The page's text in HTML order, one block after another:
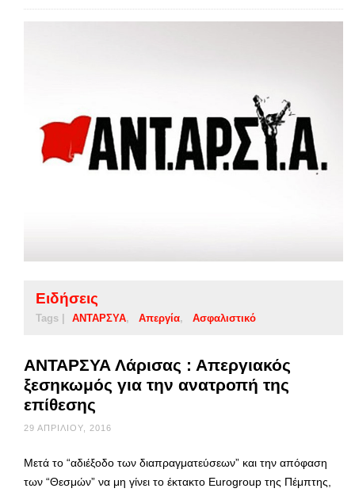
Ειδήσεις
Tags | ΑΝΤΑΡΣΥΑ Απεργία Ασφαλιστικό
ΑΝΤΑΡΣΥΑ Λάρισας : Απεργιακός
ξεσηκωμός για την ανατροπή της
επίθεσης
29 ΑΠΡΙΛΊΟΥ, 2016
Μετά το “αδιέξοδο των διαπραγματεύσεων” και την απόφαση
των “Θεσμών” να μη γίνει το έκτακτο Eurogroup της Πέμπτης,